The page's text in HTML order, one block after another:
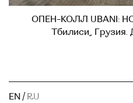
ОПЕН-КОЛЛ UBANI:
Тбилиси, Грузия.
EN / RU